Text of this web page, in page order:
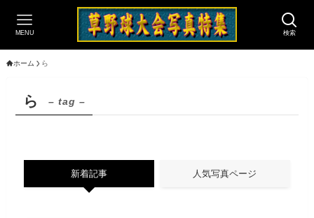
検索
MENU
ホーム ら
ら – tag –
新着記事 人気写真ページ